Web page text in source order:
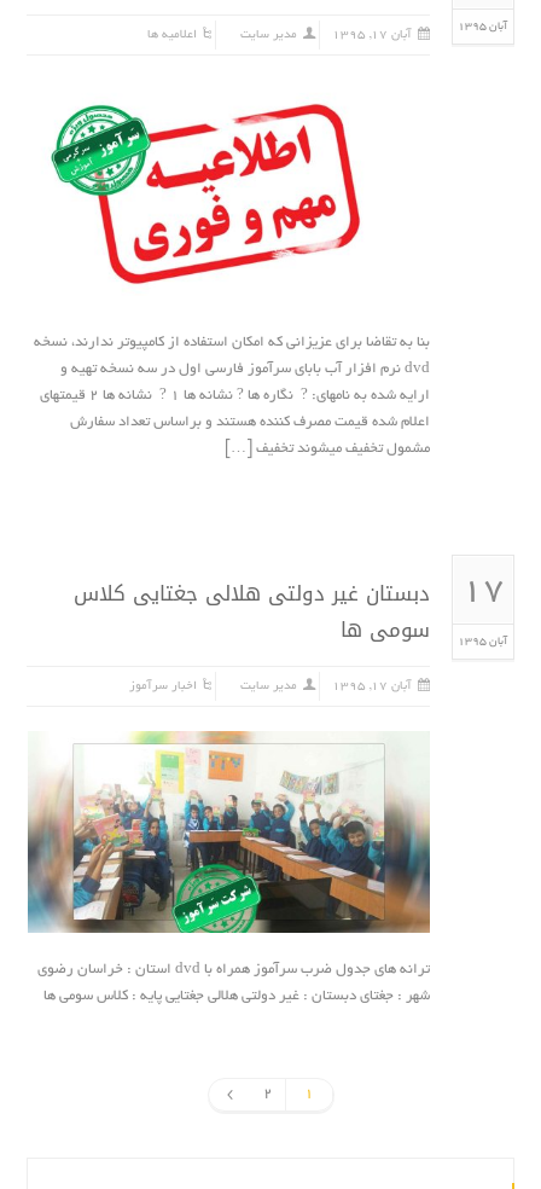
آبان ۱۳۹۵
آبان ۱۷, ۱۳۹۵ مدیر سایت اعلامیه ها
بنا به تقاضا برای عزیزانی که امکان استفاده از کامپیوتر ندارند، نسخه
dvd نرم افزار آب بابای سرآموز فارسی اول در سه نسخه تهیه و
ارایه شده به نامهای: ? نگاره ها ? نشانه ها ۱ ? نشانه ها ۲ قیمتهای
اعلام شده قیمت مصرف کننده هستند و براساس تعداد سفارش
مشمول تخفیف میشوند تخفیف […]
۱۷
آبان ۱۳۹۵
دبستان غیر دولتی هلالی جغتایی کلاس
سومی ها
آبان ۱۷, ۱۳۹۵ مدیر سایت اخبار سرآموز
ترانه های جدول ضرب سرآموز همراه با dvd استان : خراسان رضوی
شهر : جغتای دبستان : غیر دولتی هلالی جغتایی پایه : کلاس سومی ها
1
2